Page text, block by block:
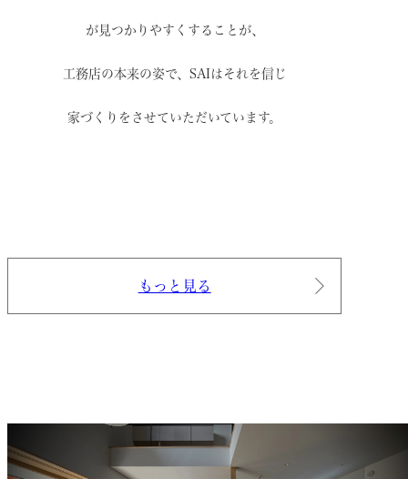
が見つかりやすくすることが、
工務店の本来の姿で、 SAIはそれを信じ
家づくりをさせていただいています。
もっと見る